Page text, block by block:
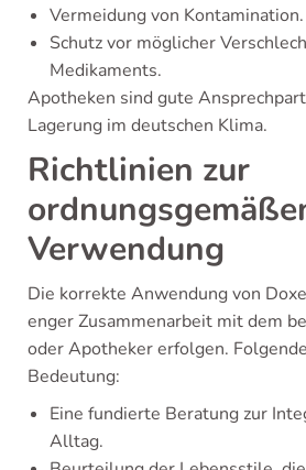
Vermeidung von Kontamination.
Schutz vor möglicher
Medikaments.
Apotheken sind gute
Lagerung im deutschen Klima.
Richtlinien zur
Verwendung
Die korrekte Anwendung von
enger Zusammenarbeit mit dem
oder Apotheker erfolgen.
Bedeutung:
Eine fundierte Beratung zur
Alltag.